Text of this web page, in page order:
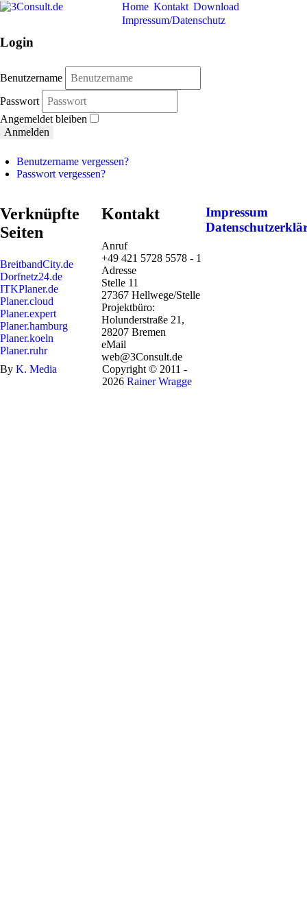
Home Kontakt Download
Impressum/Datenschutz
Login
Benutzername
Passwort
Angemeldet bleiben
Anmelden
Benutzername vergessen?
Passwort vergessen?
Verknüpfte
Seiten
BreitbandCity.de
Dorfnetz24.de
ITKPlaner.de
Planer.cloud
Planer.expert
Planer.hamburg
Planer.koeln
Planer.ruhr
Kontakt
Anruf
+49 421 5728 5578 - 1
Adresse
Stelle 11
27367 Hellwege/Stelle
Projektbüro:
Holunderstraße 21,
28207 Bremen
eMail
web@3Consult.de
Impressum
By K. Media
Copyright © 2011 -
2026Rainer Wragge